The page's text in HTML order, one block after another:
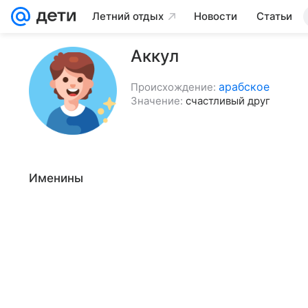
Летний отдых Новости Статьи
Аккул
Происхождение: арабское
Значение: счастливый друг
Именины